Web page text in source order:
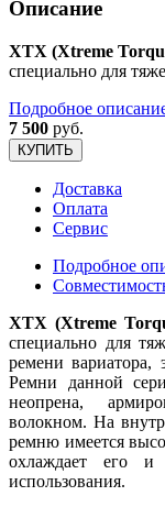
Описание
XTX (Xtreme
специально для
Подробное
7 500 руб.
КУПИТЬ
Доставка
Оплата
Сервис
Подробное
XTX (Xtreme
специально для
ремени вариатора,
Ремни данной
неопрена,
волокном. На
ремню имеется
охлаждает его и
использования.